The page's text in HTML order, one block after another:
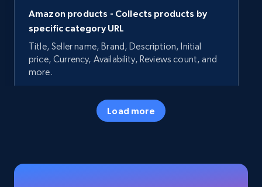
Amazon products - Collects products by
specific category URL
Title, Seller name, Brand, Description, Initial
price, Currency, Availability, Reviews count, and
more.
5.7K+
Load more